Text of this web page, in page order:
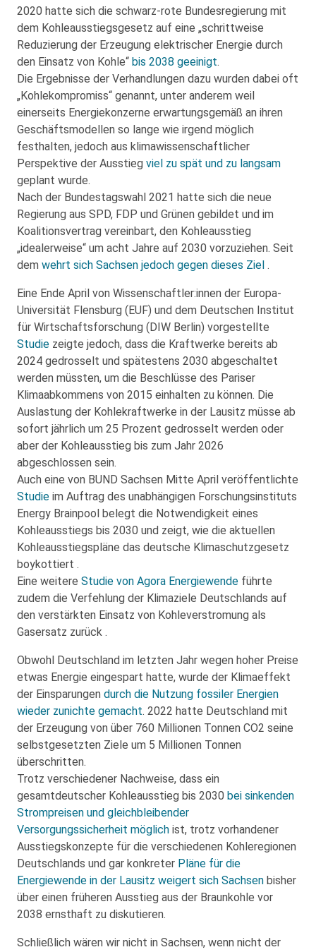
2020 hatte sich die schwarz-rote Bundesregierung mit
dem Kohleausstiegsgesetz auf eine „schrittweise
Reduzierung der Erzeugung elektrischer Energie durch
den Einsatz von Kohle“ bis 2038 geeinigt.
Die Ergebnisse der Verhandlungen dazu wurden dabei oft
„Kohlekompromiss“ genannt, unter anderem weil
einerseits Energiekonzerne erwartungsgemäß an ihren
Geschäftsmodellen so lange wie irgend möglich
festhalten, jedoch aus klimawissenschaftlicher
Perspektive der Ausstieg viel zu spät und zu langsam
geplant wurde.
Nach der Bundestagswahl 2021 hatte sich die neue
Regierung aus SPD, FDP und Grünen gebildet und im
Koalitionsvertrag vereinbart, den Kohleausstieg
„idealerweise“ um acht Jahre auf 2030 vorzuziehen. Seit
dem wehrt sich Sachsen jedoch gegen dieses Ziel .
Eine Ende April von Wissenschaftler:innen der Europa-
Universität Flensburg (EUF) und dem Deutschen Institut
für Wirtschaftsforschung (DIW Berlin) vorgestellte
Studie zeigte jedoch, dass die Kraftwerke bereits ab
2024 gedrosselt und spätestens 2030 abgeschaltet
werden müssten, um die Beschlüsse des Pariser
Klimaabkommens von 2015 einhalten zu können. Die
Auslastung der Kohlekraftwerke in der Lausitz müsse ab
sofort jährlich um 25 Prozent gedrosselt werden oder
aber der Kohleausstieg bis zum Jahr 2026
abgeschlossen sein.
Auch eine von BUND Sachsen Mitte April veröffentlichte
Studie im Auftrag des unabhängigen Forschungsinstituts
Energy Brainpool belegt die Notwendigkeit eines
Kohleausstiegs bis 2030 und zeigt, wie die aktuellen
Kohleausstiegspläne das deutsche Klimaschutzgesetz
boykottiert .
Eine weitere Studie von Agora Energiewende führte
zudem die Verfehlung der Klimaziele Deutschlands auf
den verstärkten Einsatz von Kohleverstromung als
Gasersatz zurück .
Obwohl Deutschland im letzten Jahr wegen hoher Preise
etwas Energie eingespart hatte, wurde der Klimaeffekt
der Einsparungen durch die Nutzung fossiler Energien
wieder zunichte gemacht. 2022 hatte Deutschland mit
der Erzeugung von über 760 Millionen Tonnen CO2 seine
selbstgesetzten Ziele um 5 Millionen Tonnen
überschritten.
Trotz verschiedener Nachweise, dass ein
gesamtdeutscher Kohleausstieg bis 2030 bei sinkenden
Strompreisen und gleichbleibender
Versorgungssicherheit möglich ist, trotz vorhandener
Ausstiegskonzepte für die verschiedenen Kohleregionen
Deutschlands und gar konkreter Pläne für die
Energiewende in der Lausitz weigert sich Sachsen bisher
über einen früheren Ausstieg aus der Braunkohle vor
2038 ernsthaft zu diskutieren.
Schließlich wären wir nicht in Sachsen, wenn nicht der